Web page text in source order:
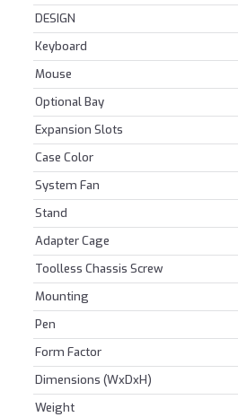
DESIGN
Keyboard
Mouse
Optional Bay
Expansion Slots
Case Color
System Fan
Stand
Adapter Cage
Toolless Chassis Screw
Mounting
Pen
Form Factor
Dimensions (WxDxH)
Weight